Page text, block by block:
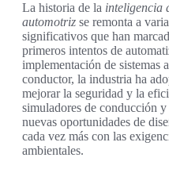
La historia de la inteligencia
automotriz se remonta a
significativos que han
primeros intentos de
implementación de sistemas
conductor, la industria ha
mejorar la seguridad y la
simuladores de conducción
nuevas oportunidades de
cada vez más con las
ambientales.